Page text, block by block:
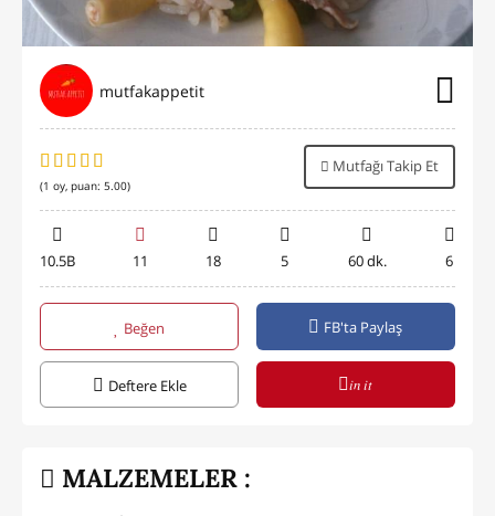
mutfakappetit
(1 oy, puan: 5.00)
Mutfağı Takip Et
10.5B 11 18 5 60 dk. 6
Beğen FB'ta Paylaş
Deftere Ekle in it
MALZEMELER :